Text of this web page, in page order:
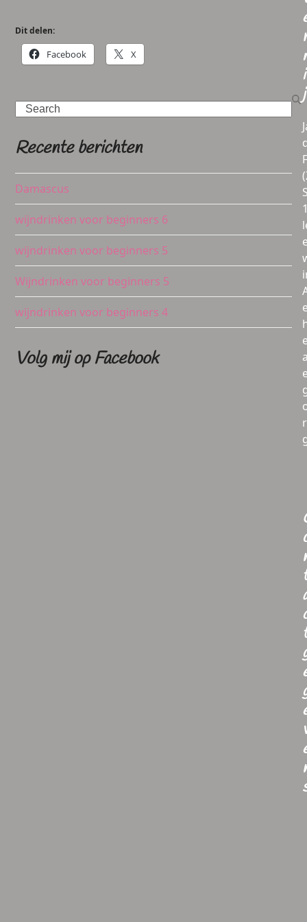
Dit delen:
Facebook X
Search
Recente berichten
Damascus
wijndrinken voor beginners 6
wijndrinken voor beginners 5
Wijndrinken voor beginners 5
wijndrinken voor beginners 4
Volg mij op Facebook
i
j
t
t